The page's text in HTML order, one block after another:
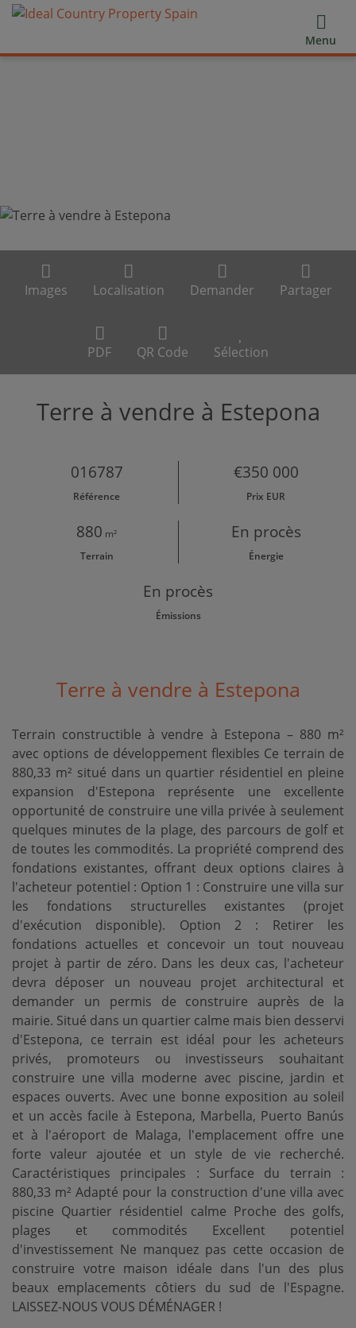
Menu
Images Localisation Demander Partager
PDF QR Code Sélection
Terre à vendre à Estepona
016787
Référence
€350 000
Prix EUR
880 m²
Terrain
En procès
Énergie
En procès
Émissions
Terre à vendre à Estepona
Terrain constructible à vendre à Estepona – 880 m²
avec options de développement flexibles Ce terrain de
880,33 m² situé dans un quartier résidentiel en pleine
expansion d'Estepona représente une excellente
opportunité de construire une villa privée à seulement
quelques minutes de la plage, des parcours de golf et
de toutes les commodités. La propriété comprend des
fondations existantes, offrant deux options claires à
l'acheteur potentiel : Option 1 : Construire une villa sur
les fondations structurelles existantes (projet
d'exécution disponible). Option 2 : Retirer les
fondations actuelles et concevoir un tout nouveau
projet à partir de zéro. Dans les deux cas, l'acheteur
devra déposer un nouveau projet architectural et
demander un permis de construire auprès de la
mairie. Situé dans un quartier calme mais bien desservi
d'Estepona, ce terrain est idéal pour les acheteurs
privés, promoteurs ou investisseurs souhaitant
construire une villa moderne avec piscine, jardin et
espaces ouverts. Avec une bonne exposition au soleil
et un accès facile à Estepona, Marbella, Puerto Banús
et à l'aéroport de Malaga, l'emplacement offre une
forte valeur ajoutée et un style de vie recherché.
Caractéristiques principales : Surface du terrain :
880,33 m² Adapté pour la construction d'une villa avec
piscine Quartier résidentiel calme Proche des golfs,
plages et commodités Excellent potentiel
d'investissement Ne manquez pas cette occasion de
construire votre maison idéale dans l'un des plus
beaux emplacements côtiers du sud de l'Espagne.
LAISSEZ-NOUS VOUS DÉMÉNAGER !